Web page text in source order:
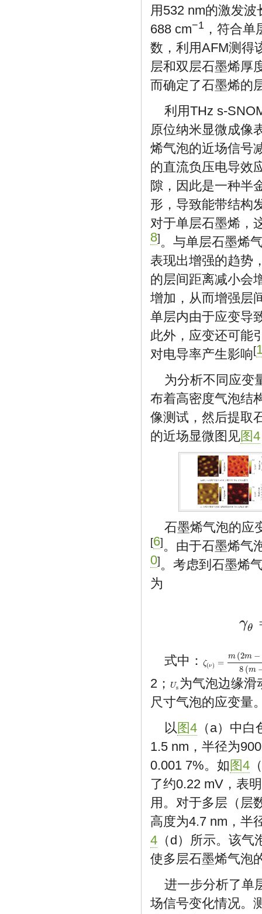
用532 nm的激发
688 cm−1 ，符合
数，利用AFM测得
层和双层石墨烯厚
而确定了石墨烯的
利用THz s-
原位纳米显微成像
烯气泡的近场信号
的直流负压电导效
隙，因此是一种半
形，导致能带结构
对于单层石墨烯，
8]。与单层石墨烯
表现出增强的趋势
的层间距离减小会
增加，从而增强层
单层内由于应变导
此外，应变还可能
对电导率产生影响[
为分析不同应变
布着高密度气泡结
像测试，然后提取
的近场显微图见图4
石墨烯气泡的应
[6]。由于石墨烯气
0]。考虑到石墨烯
为
γθ
γ θ=ζ ν)
式中： ζ(ν) =
m (2m −
8 (m
ζ(ν) m 2m−1−ν)8(
2； Us
Us 为气泡边缘滑
尺寸气泡的应变量
以 图4 （a）中
1.5 nm，半径为
0.001 7%。如 图4
了约0.22 mV，表
用。对于多层（层
高度为4.7 nm，半
4 （d）所示。该
使多层石墨烯气泡
进一步分析了单
场信号变化情况。